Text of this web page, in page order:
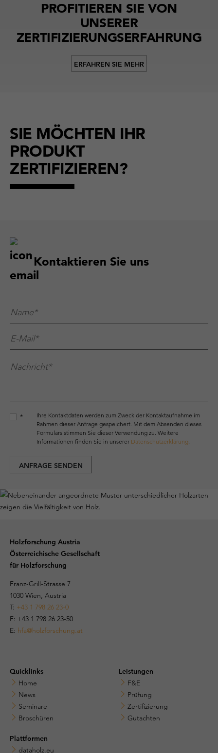
PROFITIEREN SIE VON
UNSERER
ZERTIFIZIERUNGSERFAHRUNG
ERFAHREN SIE MEHR
SIE MÖCHTEN IHR
PRODUKT
ZERTIFIZIEREN?
Kontaktieren Sie uns
Name**
E-Mail**
Nachricht**
*
Ihre Kontaktdaten werden zum Zweck der Kontaktaufnahme im
Rahmen dieser Anfrage gespeichert. Mit dem Absenden dieses
Formulars stimmen Sie dieser Verwendung zu. Weitere
Informationen finden Sie in unserer Datenschutzerklärung.
ANFRAGE SENDEN
Holzforschung Austria
Österreichische Gesellschaft
für Holzforschung
Franz-Grill-Strasse 7
1030 Wien, Austria
T: +43 1 798 26 23-0
​​F: +43 1 798 26 23-50
E: hfa@holzforschung.at
Quicklinks
Home
News
Seminare
Broschüren
Leistungen
F&E
Prüfung
Zertifizierung
Gutachten
Plattformen
dataholz.eu